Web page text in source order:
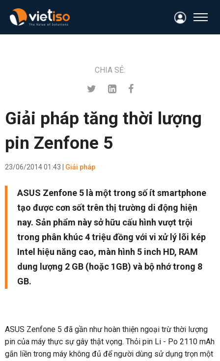
CHIA SẺ:
Giải pháp tăng thời lượng
pin Zenfone 5
23/06/2014 01:43 | Giải pháp
ASUS Zenfone 5 là một trong số ít smartphone
tạo được cơn sốt trên thị trường di động hiện
nay. Sản phẩm này sở hữu cấu hình vượt trội
trong phân khúc 4 triệu đồng với vi xử lý lõi kép
Intel hiệu năng cao, màn hình 5 inch HD, RAM
dung lượng 2 GB (hoặc 1GB) và bộ nhớ trong 8
GB.
ASUS Zenfone 5 đã gần như hoàn thiện ngoại trừ thời lượng
pin của máy thực sự gây thật vọng. Thỏi pin Li - Po 2110 mAh
gắn liền trong máy không đủ để người dùng sử dụng trọn một